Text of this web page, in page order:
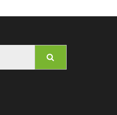
Vyhledávání